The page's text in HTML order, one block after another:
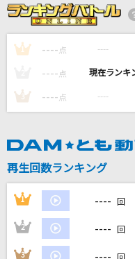
Ado
Bunny Girl
AKASAKI
平井堅
[生音]雨の御堂筋
欧陽菲菲
1 ---- 点 ----
---- 点 ----
3 ---- 点 ----
再生回数ランキング
1 ---- 回
2 ---- 回
3 ----